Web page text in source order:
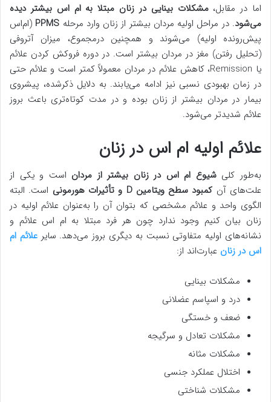
اما در مقابل،مشکلات بینایی در زنان مبتلا به ام اس بیشتر دیده
می‌شود. در مراحل اولیه مردان بیشتر از زنان وارد مرحله PPMS (ام‌اس
پیش‌رونده اولیه) می‌شوند و همچنین درمجموع، میزان آتروفی
(تحلیل رفتن) مغز در مردان بیشتر است. در دوره فروکش کردن علائم
یا Remission، کاهش علائم در مردان معمولاً کمتر است و علائم حتی
در زمان بهبودی نسبی نیز ادامه می‌یابند. به دلایل ذکرشده، پیشروی
بیمار در مردان بیشتر از زنان بوده و در مدت کوتاه‌تری باعث بروز
علائم شدیدتر می‌شود.
علائم اولیه ام اس در زنان
به‌طور کلیشیوع ام اس در زنان بیشتر از مردان است و یکی از
علت‌های آن کمبود سطح ویتامین D و تأثیرات هورمونی
است. البته
الگوی واحد و علائم مشخصی که بتوان آن را به‌عنوان علائم اولیه در
زنان بیان کنیم وجود ندارد چون هر فرد مبتلا به ام اس علائم و
نشانه‌های اولیه متفاوتی نسبت به دیگری بروز می‌دهد. سایر علائم ام
اس در زنان عبارت‌اند از:
مشکلات بینایی
درد و اسپاسم عضلانی
ضعف و خستگی
مشکلات تعادل و سرگیجه
مشکلات مثانه
اختلال عملکرد جنسی
مشکلات شناختی